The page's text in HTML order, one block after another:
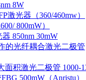
8W
激光器（360/460mw）
800mW）
850nm 30mW
的光纤耦合激光二极管
面积激光二极管 1000-
500mW（Anristu）